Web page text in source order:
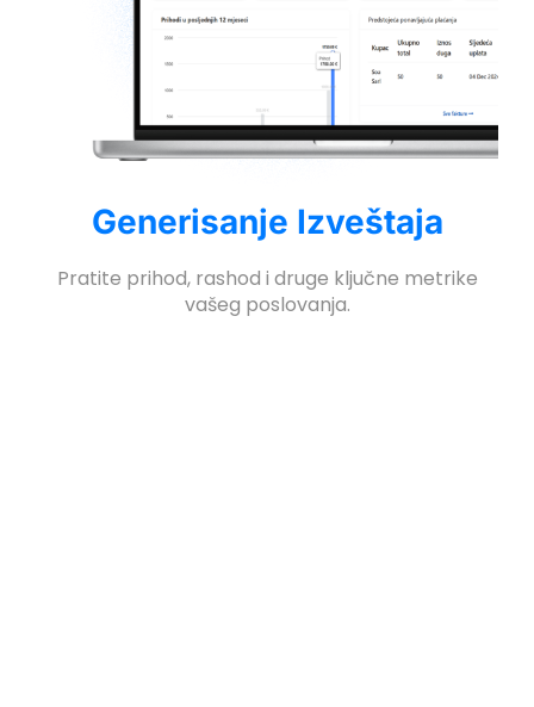
Generisanje Izveštaja
Pratite prihod, rashod i druge ključne metrike
vašeg poslovanja.